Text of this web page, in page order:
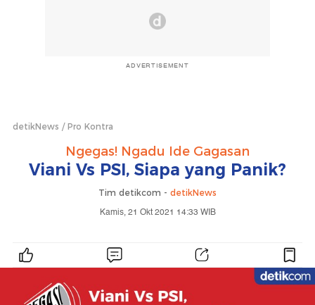
ADVERTISEMENT
detikNews Pro Kontra
Ngegas! Ngadu Ide Gagasan
Viani Vs PSI, Siapa yang Panik?
Tim detikcom - detikNews
Kamis, 21 Okt 2021 14:33 WIB